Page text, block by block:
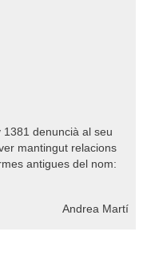
denuncià al seu
mantingut relacions
antigues del nom:
Andrea Martí